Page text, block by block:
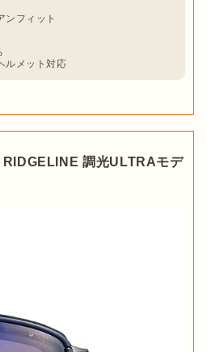
ンフィット
ルメット対応
調光ULTRAモデ